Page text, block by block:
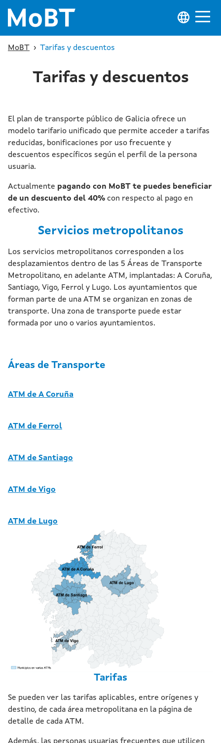
MoBT › Tarifas y descuentos
Tarifas y descuentos
El plan de transporte público de Galicia ofrece un
modelo tarifario unificado que permite acceder a tarifas
reducidas, bonificaciones por uso frecuente y
descuentos específicos según el perfil de la persona
usuaria.
Actualmente pagando con MoBT te puedes beneficiar
de un descuento del 40% con respecto al pago en
efectivo.
Servicios metropolitanos
Los servicios metropolitanos corresponden a los
desplazamientos dentro de las 5 Áreas de Transporte
Metropolitano, en adelante ATM, implantadas: A Coruña,
Santiago, Vigo, Ferrol y Lugo. Los ayuntamientos que
forman parte de una ATM se organizan en zonas de
transporte. Una zona de transporte puede estar
formada por uno o varios ayuntamientos.
Áreas de Transporte
ATM de A Coruña
ATM de Ferrol
ATM de Santiago
ATM de Vigo
ATM de Lugo
Tarifas
Se pueden ver las tarifas aplicables, entre orígenes y
destino, de cada área metropolitana en la página de
detalle de cada ATM.